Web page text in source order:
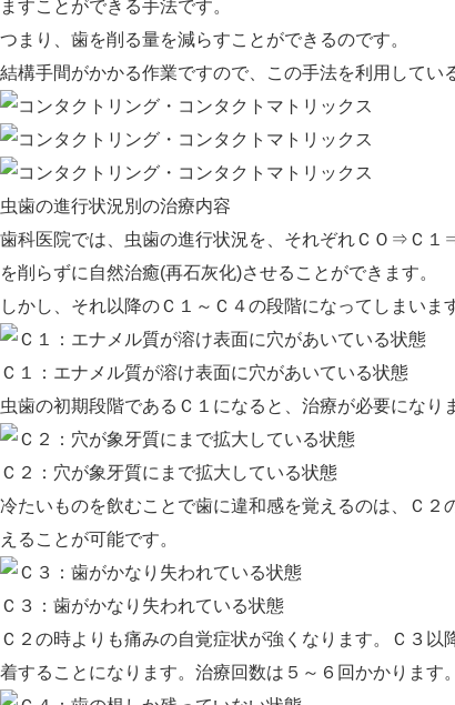
ますことができる手法です。
つまり、 歯を削る量を減らすことができるのです。
結構手間がかかる作業ですので、この手法を利用してい
虫歯の進行状況別の治療内容
歯科医院では、虫歯の進行状況を、それぞれＣＯ⇒Ｃ
を削らずに自然治癒(再石灰化)させることができます。
しかし、それ以降のＣ１～Ｃ４の段階になってしまいま
Ｃ１： エナメル質が溶け表面に穴があいている状態
虫歯の初期段階であるＣ１になると、治療が必要になり
Ｃ２： 穴が象牙質にまで拡大している状態
冷たいものを飲むことで歯に違和感を覚えるのは、Ｃ２
えることが可能です。
Ｃ３： 歯がかなり失われている状態
Ｃ２の時よりも痛みの自覚症状が強くなります。Ｃ３
着することになります。治療回数は ５～６回かかります。